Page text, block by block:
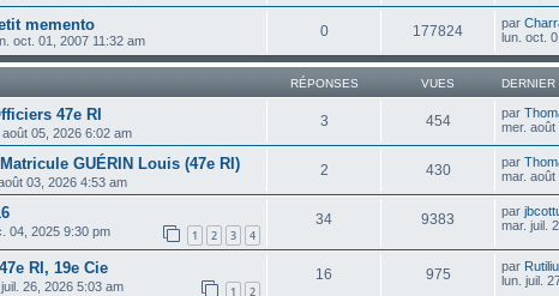
memento
oct. 01, 2007 11:32 am
0 177824 par
lun. oct.
RÉPONSES VUES
47e RI
août 05, 2026 6:02 am
3 454 par
mer. août
GUÉRIN Louis (47e RI)
03, 2026 4:53 am
2 430 par
mar. août
04, 2025 9:30 pm 1 2 3 4
34 9383 par
mar. juil.
RI, 19e Cie
26, 2026 5:03 am 1 2
16 975 par
lun. juil.